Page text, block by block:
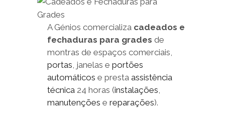
A Génios comercializa cadeados e
fechaduras para grades de
montras de espaços comerciais,
portas, janelas e portões
automáticos e presta assistência
técnica 24 horas (instalações,
manutenções e reparações).